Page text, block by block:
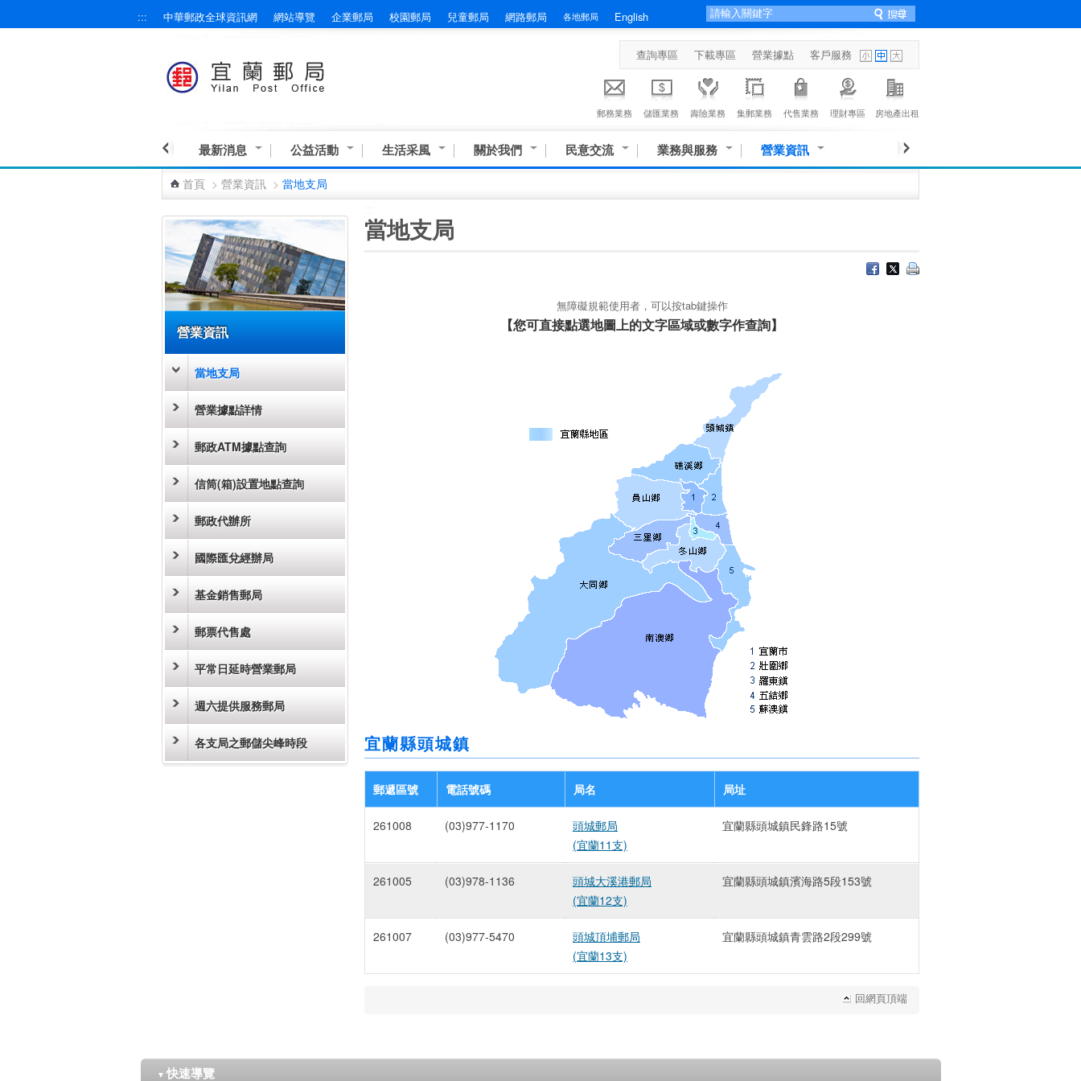
::: 中華郵政全球資訊網 網站導覽 企業郵局 校園郵局 兒童郵局 網路郵局 各地郵局 English
查詢專區 下載專區 營業據點 客戶服務
郵務業務 儲匯業務 壽險業務 集郵業務 代售業務 理財專區 房地產出租
最新消息 公益活動 生活采風 關於我們 民意交流 業務與服務 營業資訊
首頁 > 營業資訊 > 當地支局
營業資訊
當地支局
營業據點詳情
郵政ATM據點查詢
信筒(箱)設置地點查詢
郵政代辦所
國際匯兌經辦局
基金銷售郵局
郵票代售處
平常日延時營業郵局
週六提供服務郵局
各支局之郵儲尖峰時段
當地支局
無障礙規範使用者，可以按tab鍵操作
【您可直接點選地圖上的文字區域或數字作查詢】
宜蘭縣頭城鎮
郵遞區號 電話號碼 局名 局址
261008 (03)977-1170
頭城郵局
(宜蘭11支)
宜蘭縣頭城鎮民鋒路15號
261005 (03)978-1136
頭城大溪港郵局
(宜蘭12支)
宜蘭縣頭城鎮濱海路5段153號
261007 (03)977-5470
頭城頂埔郵局
(宜蘭13支)
宜蘭縣頭城鎮青雲路2段299號
回網頁頂端
▼ 快速導覽